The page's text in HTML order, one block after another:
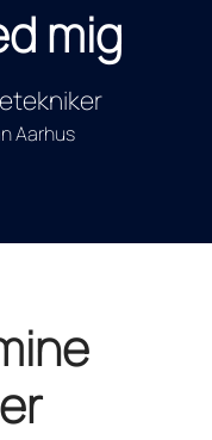
mig
Aarhus